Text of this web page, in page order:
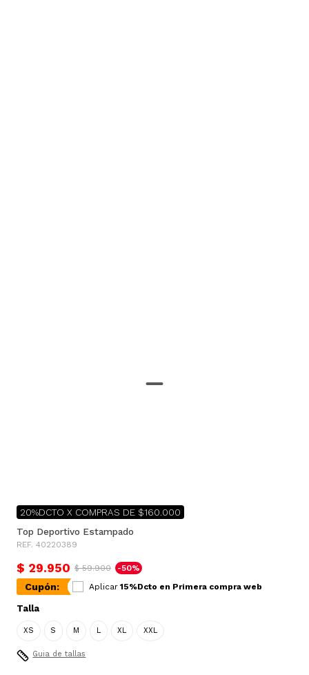
20%DCTO X COMPRAS DE $160.000
Top Deportivo Estampado
REF. 40220389
$ 29.950 $ 59.900 -50%
Cupón: Aplicar 15%Dcto en Primera compra web
Talla
XS S M L XL XXL
Guia de tallas